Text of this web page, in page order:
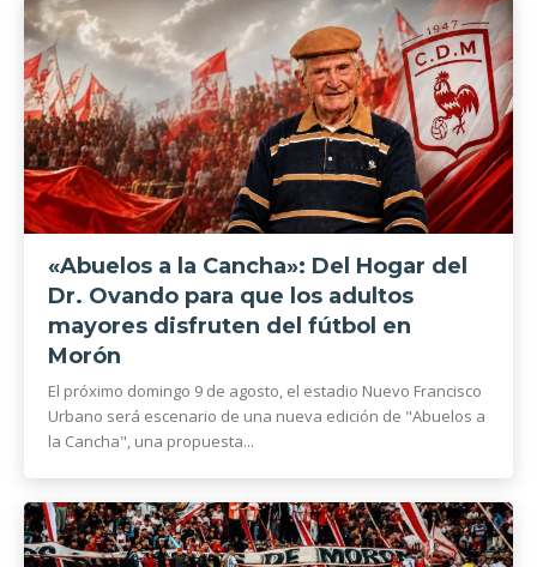
«Abuelos a la Cancha»: Del Hogar del
Dr. Ovando para que los adultos
mayores disfruten del fútbol en
Morón
El próximo domingo 9 de agosto, el estadio Nuevo Francisco
Urbano será escenario de una nueva edición de "Abuelos a
la Cancha", una propuesta...